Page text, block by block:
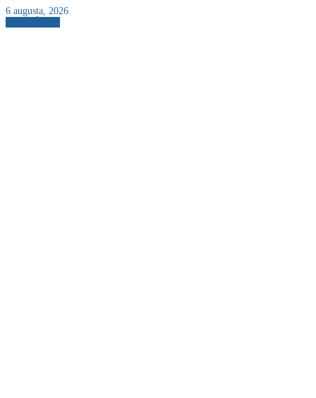
6 augusta, 2026